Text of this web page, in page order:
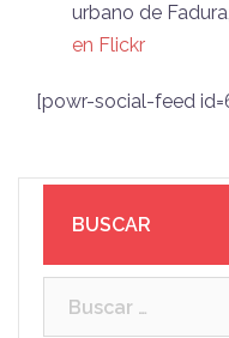
urbano de
en Flickr
[powr-social-feed
BUSCAR